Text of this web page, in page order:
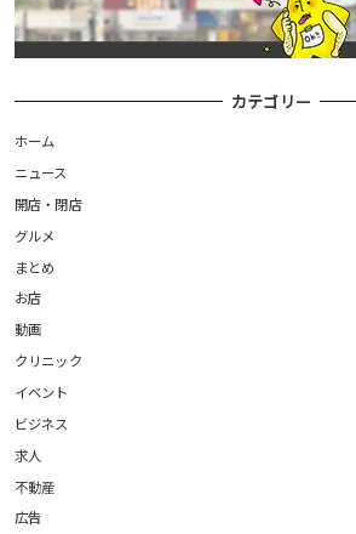
カテゴリー
ホーム
ニュース
開店・閉店
グルメ
まとめ
お店
動画
クリニック
イベント
ビジネス
求人
不動産
広告